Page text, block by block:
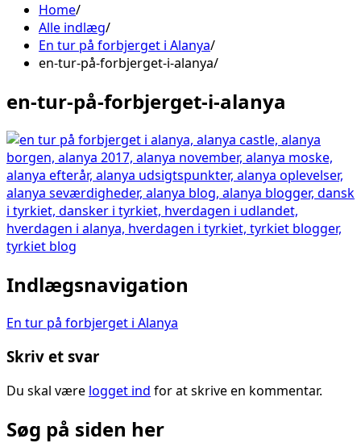
Home
Alle indlæg
En tur på forbjerget i Alanya
en-tur-på-forbjerget-i-alanya
en-tur-på-forbjerget-i-alanya
Indlægsnavigation
En tur på forbjerget i Alanya
Skriv et svar
Du skal være logget ind for at skrive en kommentar.
Søg på siden her